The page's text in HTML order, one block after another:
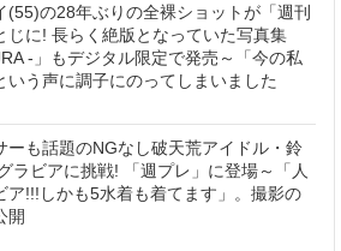
(55)の28年ぶりの全裸ショットが「週刊
じに! 長らく絶版となっていた写真集
-」もデジタル限定で発売～「今の私
いう声に調子にのってしまいました
ーも話題のNGなし破天荒アイドル・鈴
ラビアに挑戦! 「週プレ」に登場～「人
ア!!!しかも5水着も着てます」。撮影の
開